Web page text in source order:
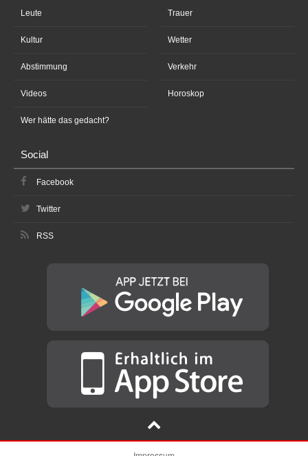
Leute
Kultur
Abstimmung
Videos
Wer hätte das gedacht?
Trauer
Wetter
Verkehr
Horoskop
Social
Facebook
Twitter
RSS